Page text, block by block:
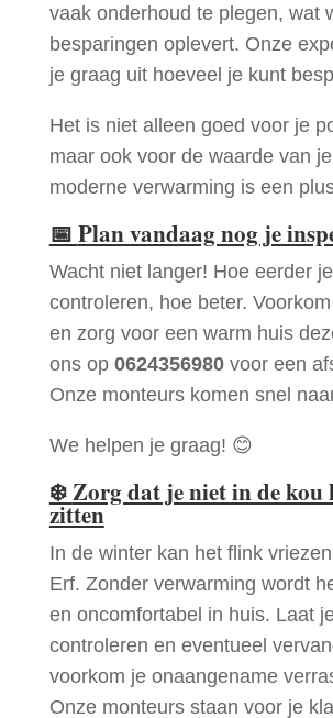
vaak onderhoud te plegen, wat
besparingen oplevert. Onze
je graag uit hoeveel je kunt
Het is niet alleen goed voor je
maar ook voor de waarde van
moderne verwarming is een
📅 Plan vandaag nog je
Wacht niet langer! Hoe eerder
controleren, hoe beter.
en zorg voor een warm huis
ons op 0624356980voor een
Onze monteurs komen snel
We helpen je graag! 😊
❄️Zorg dat je niet in de kou
zitten
In de winter kan het flink vriezen
Erf. Zonder verwarming wordt
en oncomfortabel in huis. Laat
controleren en eventueel
voorkom je onaangename
Onze monteurs staan voor je